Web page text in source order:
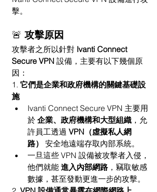
擊。
🚨 攻擊原因
攻擊者之所以針對 Ivanti Connect
Secure VPN 設備，主要有以下幾個原
因：
1. 它們是企業和政府機構的關鍵基礎設
施
Ivanti Connect Secure VPN 主要用
於 企業、政府機構和大型組織 ，允
許員工透過 VPN（虛擬私人網
路）
安全地遠端存取內部系統。
一旦這些 VPN 設備被攻擊者入侵，
他們就能 進入內部網路 ，竊取敏感
數據，甚至發動更進一步的攻擊。